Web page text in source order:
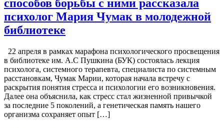
способов борьбы с ними рассказала
психолог Мария Чумак в молодежной
библиотеке
22 апреля в рамках марафона психологического просвещения
в библиотеке им. А.С Пушкина (БУК) состоялась лекция
психолога, системного терапевта, специалиста по системным
расстановкам, Чумак Марии, которая начала встречу с
раскрытия понятия стресса и психологии его возникновения.
Далее она объяснила, как стресс стал жизненной привычкой
за последние 5 поколений, а генетическая память нашего
организма сохраняет опыт […]